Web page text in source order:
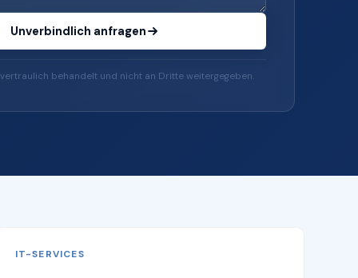
Unverbindlich anfragen
behandelt und nicht an Dritte weitergegeben.
IT-SERVICES